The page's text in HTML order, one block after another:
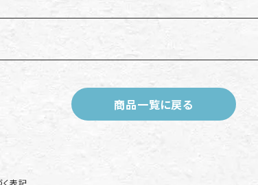
商品一覧に戻る